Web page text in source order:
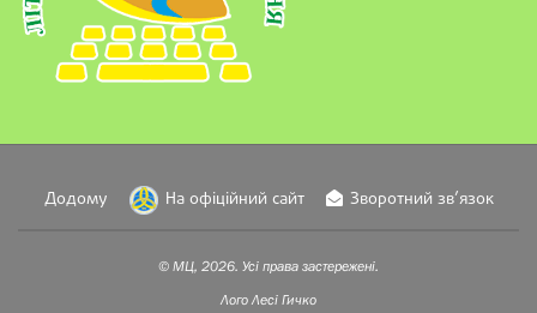
Додому На офіційний сайт Зворотний зв’язок
© МЦ, 2026. Усі права застережені.
Лого Лесі Гичко